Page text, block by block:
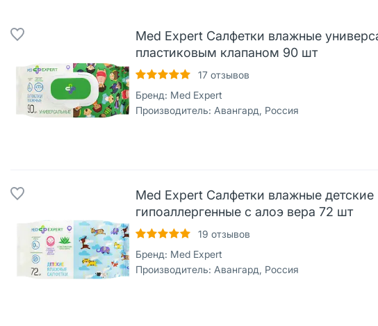
Med Expert Салфетки влажные
пластиковым клапаном 90 шт
17 отзывов
Бренд: Med Expert
Производитель: Авангард, Россия
Med Expert Салфетки влажные детские
гипоаллергенные с алоэ вера 72 шт
19 отзывов
Бренд: Med Expert
Производитель: Авангард, Россия